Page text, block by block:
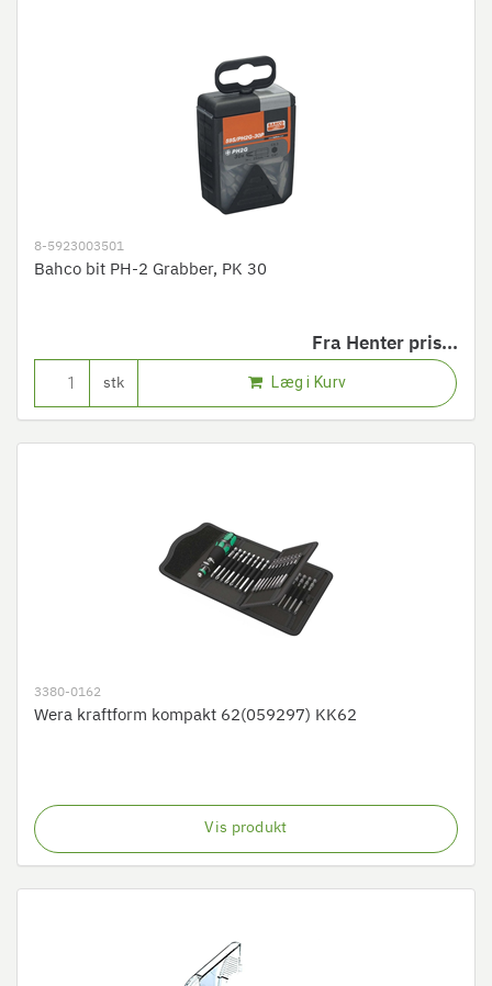
8-5923003501
Bahco bit PH-2 Grabber, PK 30
Fra Henter pris...
stk Læg i Kurv
3380-0162
Wera kraftform kompakt 62(059297) KK62
Vis produkt